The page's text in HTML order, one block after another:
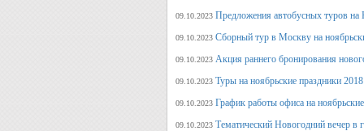
09.10.2023 Предложения автобусных туров
09.10.2023 Сборный тур в Москву на
09.10.2023 Акция раннего бронирования
09.10.2023 Туры на ноябрьские праздники 2018
09.10.2023 График работы офиса на
09.10.2023 Тематический Новогодний вечер